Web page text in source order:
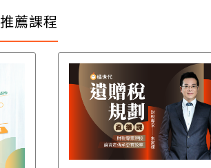
推薦課程